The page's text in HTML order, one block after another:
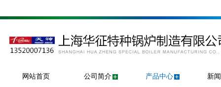
网站首页 公司简介 产品中心 新